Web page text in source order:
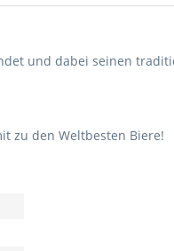
und dabei seinen
zu den Weltbesten Biere!